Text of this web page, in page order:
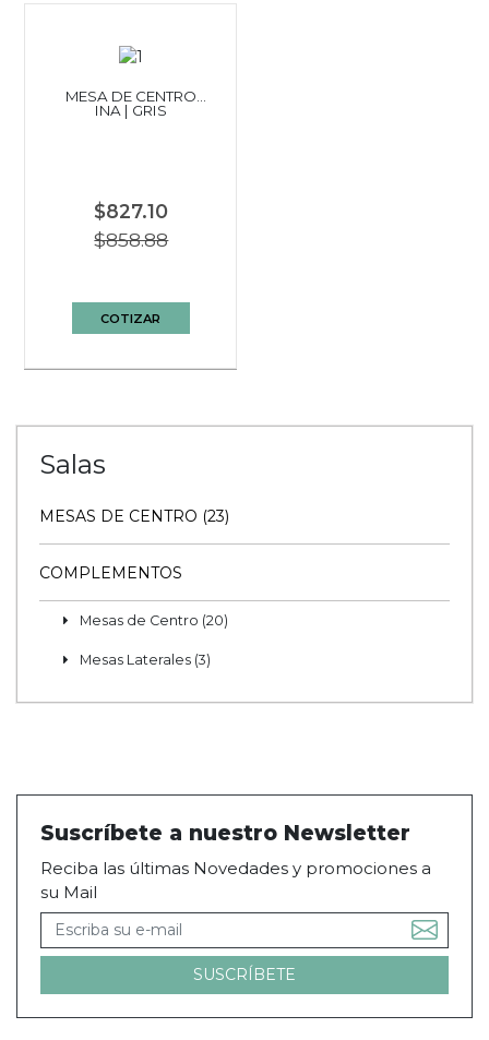
MESA DE CENTRO
INA | GRIS
$827.10
$858.88
COTIZAR
Salas
MESAS DE CENTRO (23)
COMPLEMENTOS
Mesas de Centro (20)
Mesas Laterales (3)
Suscríbete a nuestro Newsletter
Reciba las últimas Novedades y promociones a
su Mail